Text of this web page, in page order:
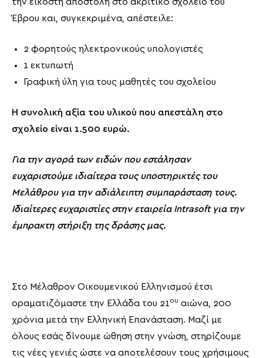
Έβρου και, συγκεκριμένα, απέστειλε:
2 φορητούς ηλεκτρονικούς υπολογιστές
1 εκτυπωτή
Γραφική ύλη για τους μαθητές του σχολείου
Η συνολική αξία του υλικού που απεστάλη στο
σχολείο είναι 1.500 ευρώ.
Για την αγορά των ειδών που εστάλησαν
ευχαριστούμε ιδιαίτερα τους υποστηρικτές του
Μελάθρου για την αδιάλειπτη συμπαράσταση τους.
Ιδιαίτερες ευχαριστίες στην εταιρεία Intrasoft για την
έμπρακτη στήριξη της δράσης μας.
Στο Μέλαθρον Οικουμενικού Ελληνισμού έτσι
οραματιζόμαστε την Ελλάδα του 21ου αιώνα, 200
χρόνια μετά την Ελληνική Επανάσταση. Μαζί με
όλους εσάς δίνουμε ώθηση στην γνώση, στηρίζουμε
τις νέες γενιές ώστε να αποτελέσουν τους χρήσιμους